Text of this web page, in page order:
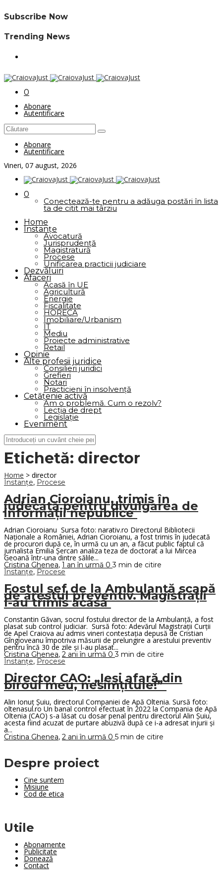
Subscribe Now
Trending News
0
Abonare
Autentificare
Abonare
Autentificare
Vineri, 07 august, 2026
0
Conectează-te pentru a adăuga postări în lista
ta de citit mai târziu
Home
Instanțe
Avocatură
Jurisprudenţă
Magistratură
Procese
Unificarea practicii judiciare
Dezvăluiri
Afaceri
Acasă în UE
Agricultură
Energie
Fiscalitate
HORECA
Imobiliare/Urbanism
IT
Mediu
Proiecte administrative
Retail
Opinie
Alte profesii juridice
Consilieri juridici
Grefieri
Notari
Practicieni în insolvenţă
Cetățenie activă
Am o problemă. Cum o rezolv?
Lecţia de drept
Legislaţie
Eveniment
Etichetă: director
Home > director
Instanțe, Procese
Adrian Cioroianu, trimis în
judecată pentru divulgarea de
informații nepublice
Adrian Cioroianu Sursa foto: narativ.ro Directorul Bibliotecii
Naționale a României, Adrian Cioroianu, a fost trimis în judecată
de procurori după ce, în urmă cu un an, a făcut public faptul că
jurnalista Emilia Șercan analiza teza de doctorat a lui Mircea
Geoană într-una dintre sălile...
Cristina Ghenea, 1 an în urmă 03 min de citire
Instanțe, Procese
Fostul șef de la Ambulanță scapă
de arestul preventiv. Magistrații
l-au trimis acasă
Constantin Găvan, socrul fostului director de la Ambulanță, a fost
plasat sub control judiciar. Sursă foto: Adevărul Magistrații Curții
de Apel Craiova au admis vineri contestația depusă de Cristian
Gîngioveanu împotriva măsurii de prelungire a arestului preventiv
pentru încă 30 de zile și l-au plasat...
Cristina Ghenea, 2 ani în urmă 03 min de citire
Instanțe, Procese
Director CAO: „Ieși afară din
biroul meu, nesimțitule!”
Alin Ionuț Șuiu, directorul Companiei de Apă Oltenia. Sursă foto:
oltenasul.ro Un banal control efectuat în 2022 la Compania de Apă
Oltenia (CAO) s-a lăsat cu dosar penal pentru directorul Alin Șuiu,
acesta fiind acuzat de purtare abuzivă după ce i-a adresat injurii și
a...
Cristina Ghenea, 2 ani în urmă 0 5 min de citire
Despre proiect
Cine suntem
Misiune
Cod de etica
Utile
Abonamente
Publicitate
Donează
Contact